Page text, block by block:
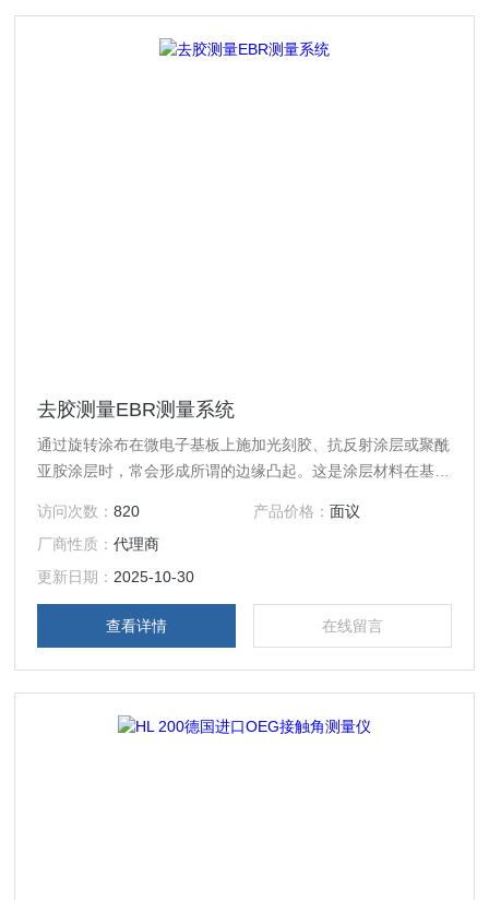
去胶测量EBR测量系统
通过旋转涂布在微电子基板上施加光刻胶、抗反射涂层或聚酰
亚胺涂层时，常会形成所谓的边缘凸起。这是涂层材料在基板
缘，从而污染基板背面的边缘区域。如果晶圆边缘未被清洁，
干燥的颗粒或光刻胶残留物可能会剥落，导致后续制造和工艺
步骤中的颗粒污染等问题。因此，应去除基板外围区域的多余
残留物。为此目的，有专门的设备可供使用。
访问次数：820 产品价格： 面议
厂商性质：代理商
更新日期： 2025-10-30
查看详情 在线留言